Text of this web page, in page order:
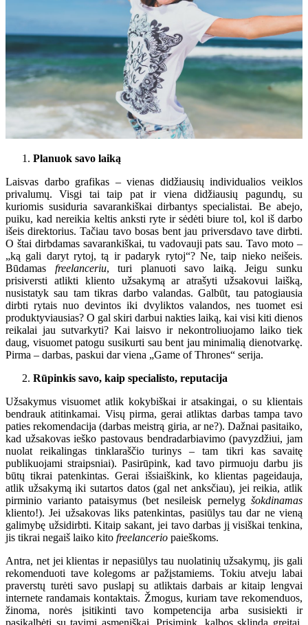
Planuok savo laiką
Laisvas darbo grafikas – vienas didžiausių individualios veiklos
privalumų. Visgi tai taip pat ir viena didžiausių pagundų, su
kuriomis susiduria savarankiškai dirbantys specialistai. Be abejo,
puiku, kad nereikia keltis anksti ryte ir sėdėti biure tol, kol iš darbo
išeis direktorius. Tačiau tavo bosas bent jau priversdavo tave dirbti.
O štai dirbdamas savarankiškai, tu vadovauji pats sau. Tavo moto –
„ką gali daryt rytoj, tą ir padaryk rytoj“? Ne, taip nieko neišeis.
Būdamas freelanceriu, turi planuoti savo laiką. Jeigu sunku
prisiversti atlikti kliento užsakymą ar atrašyti užsakovui laišką,
nusistatyk sau tam tikras darbo valandas. Galbūt, tau patogiausia
dirbti rytais nuo devintos iki dvyliktos valandos, nes tuomet esi
produktyviausias? O gal skiri darbui nakties laiką, kai visi kiti dienos
reikalai jau sutvarkyti? Kai laisvo ir nekontroliuojamo laiko tiek
daug, visuomet patogu susikurti sau bent jau minimalią dienotvarkę.
Pirma – darbas, paskui dar viena „Game of Thrones“ serija.
Rūpinkis savo, kaip specialisto, reputacija
Užsakymus visuomet atlik kokybiškai ir atsakingai, o su klientais
bendrauk atitinkamai. Visų pirma, gerai atliktas darbas tampa tavo
paties rekomendacija (darbas meistrą giria, ar ne?). Dažnai pasitaiko,
kad užsakovas ieško pastovaus bendradarbiavimo (pavyzdžiui, jam
nuolat reikalingas tinklaraščio turinys – tam tikri kas savaitę
publikuojami straipsniai). Pasirūpink, kad tavo pirmuoju darbu jis
būtų tikrai patenkintas. Gerai išsiaiškink, ko klientas pageidauja,
atlik užsakymą iki sutartos datos (gal net anksčiau), jei reikia, atlik
pirminio varianto pataisymus (bet nesileisk pernelyg šokdinamas
kliento!). Jei užsakovas liks patenkintas, pasiūlys tau dar ne vieną
galimybę užsidirbti. Kitaip sakant, jei tavo darbas jį visiškai tenkina,
jis tikrai negaiš laiko kito freelancerio paieškoms.
Antra, net jei klientas ir nepasiūlys tau nuolatinių užsakymų, jis gali
rekomenduoti tave kolegoms ar pažįstamiems. Tokiu atveju labai
praverstų turėti savo puslapį su atliktais darbais ar kitaip lengvai
internete randamais kontaktais. Žmogus, kuriam tave rekomenduos,
žinoma, norės įsitikinti tavo kompetencija arba susisiekti ir